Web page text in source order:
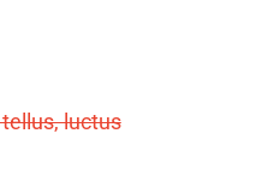
luctus